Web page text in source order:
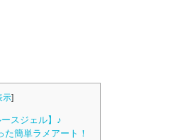
示]
スジェル】♪
た簡単ラメアート！